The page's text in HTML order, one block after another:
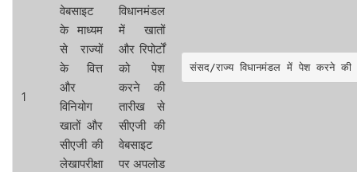
1
वेबसाइट
के माध्यम
से राज्यों
के वित्त
और
विनियोग
खातों और
सीएजी की
लेखापरीक्षा
विधानमंडल
में खातों
और रिपोर्टों
को पेश
करने की
तारीख से
सीएजी की
वेबसाइट
पर अपलोड
संसद/राज्य विधानमंडल में पेश करने की